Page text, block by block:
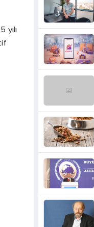
yılı